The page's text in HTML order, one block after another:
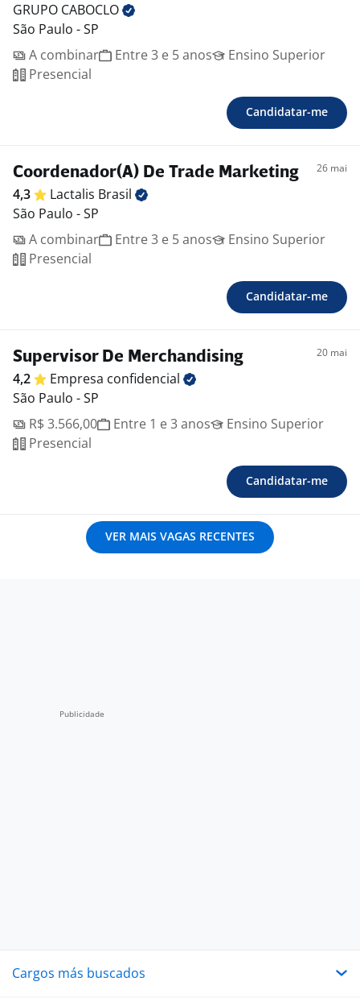
GRUPO CABOCLO
São Paulo - SP
A combinar
Entre 3 e 5 anos
Ensino Superior
Presencial
Candidatar-me
Coordenador(A) De Trade Marketing 26 mai
4,3 Lactalis Brasil
São Paulo - SP
A combinar
Entre 3 e 5 anos
Ensino Superior
Presencial
Candidatar-me
Supervisor De Merchandising 20 mai
4,2 Empresa confidencial
São Paulo - SP
R$ 3.566,00
Entre 1 e 3 anos
Ensino Superior
Presencial
Candidatar-me
VER MAIS VAGAS RECENTES
Cargos más buscados